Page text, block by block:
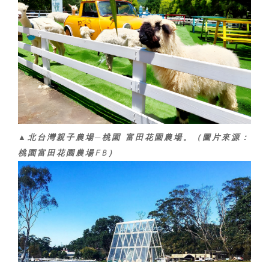
▲北台灣親子農場─桃園 富田花園農場。（圖片來源：
桃園富田花園農場FB）